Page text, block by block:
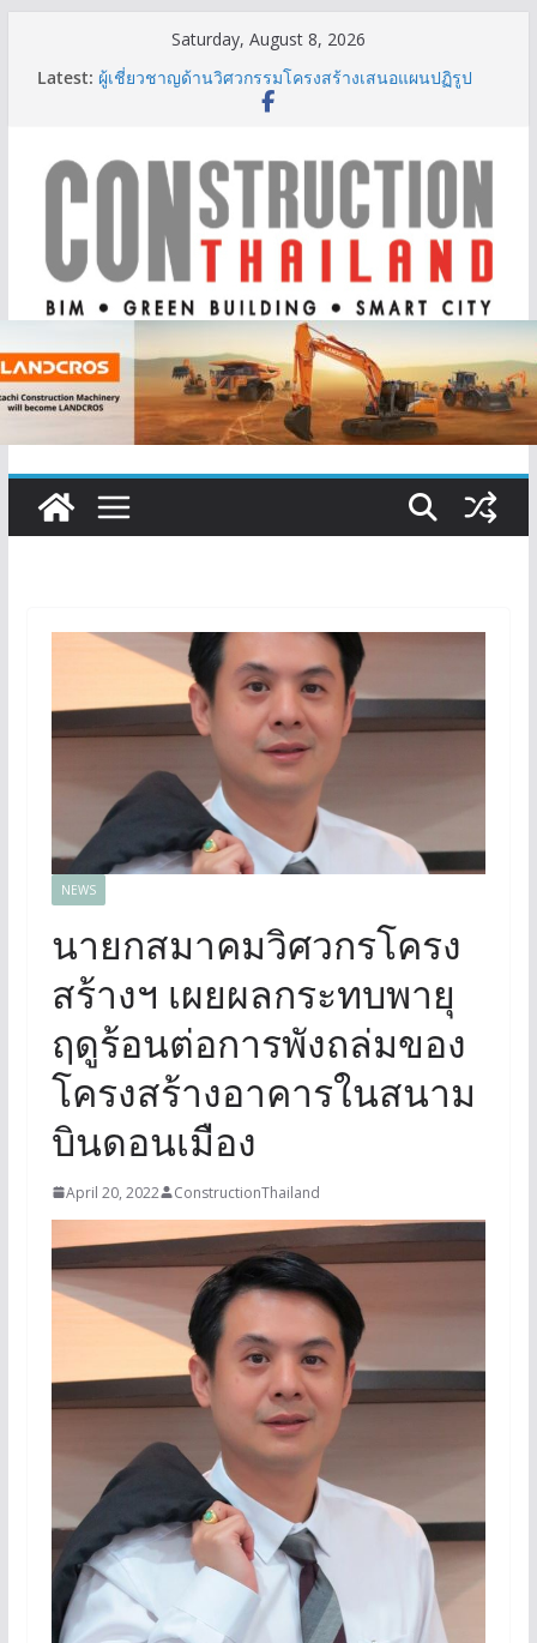
Saturday, August 8, 2026
Latest: ผู้เชี่ยวชาญด้านวิศวกรรมโครงสร้างเสนอแผนปฏิรูป
มาตรฐานตั้งแต่การออกแบบถึงการตรวจสอบอาคารไทย
เติบโต 377% ชี้ดีมานด์ภูเก็ตยังแกร่ง
BCT Expo 2026 ชูแนวคิด “Empowering Net Zero in
Construction & Mining” ขับเคลื่อนอุตสาหกรรม
ก่อสร้างและเหมืองแร่สู่สังคมคาร์บอนต่ำอย่างยั่งยืน
ลลิล พร็อพเพอร์ตี้ ก้าวสู่ปีที่ 40 ยึดลูกค้าเป็นศูนย์กลาง
IHG Hotels & Resorts เปิดตัว ฮอลิเดย์ อินน์ เอ็กซ์เพรส
อ่าวนางแห่งแรกในกระบี่
NEWS
นายกสมาคมวิศวกรโครง
สร้างฯ เผยผลกระทบพายุ
ฤดูร้อนต่อการพังถล่มของ
โครงสร้างอาคารในสนาม
บินดอนเมือง
April 20, 2022 ConstructionThailand